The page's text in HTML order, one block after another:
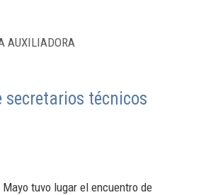
AUXILIADORA
secretarios técnicos
tuvo lugar el encuentro de